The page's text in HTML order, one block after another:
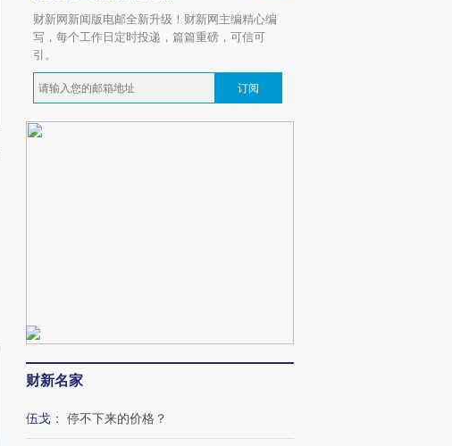
财新网新闻版电邮全新升级！财新网主编精心编
写，每个工作日定时投递，篇篇重磅，可信可
引。
订阅
财新名家
伍戈 ： 停不下来的价格？